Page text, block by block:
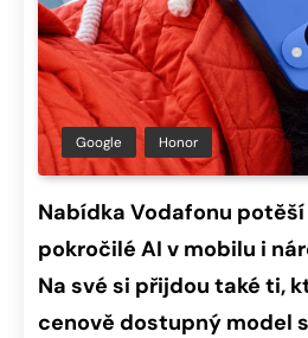
Google Honor
Nabídka Vodafonu
pokročilé AI v mobilu i
Na své si přijdou také ti,
cenově dostupný model